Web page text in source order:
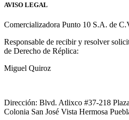
AVISO LEGAL
Comercializadora Punto 10 S.A. de
Responsable de recibir y resolver
de Derecho de Réplica:
Miguel Quiroz
Dirección: Blvd. Atlixco #37-218
Colonia San José Vista Hermosa